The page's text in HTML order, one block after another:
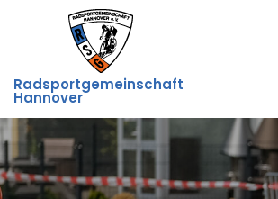
Radsportgemeinschaft
Hannover